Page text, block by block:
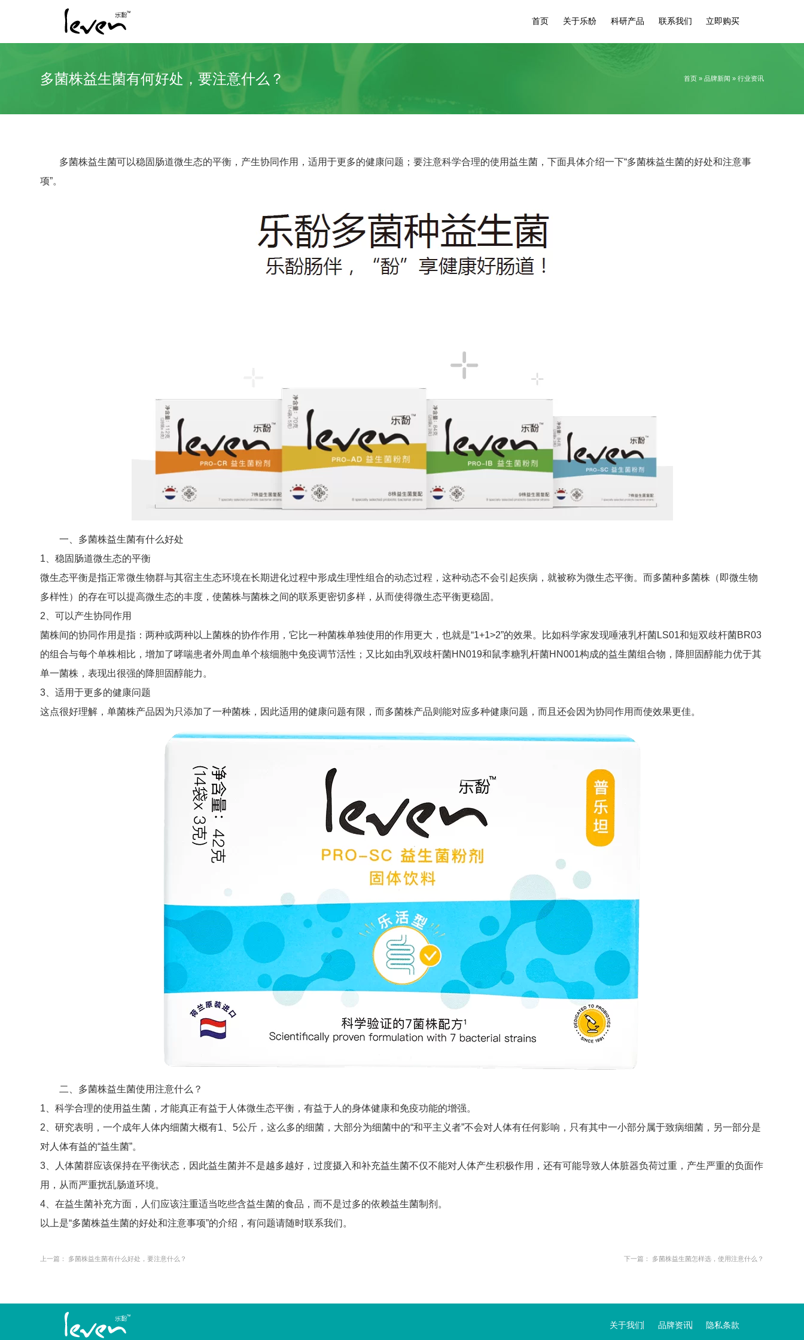
首页 关于乐馚 科研产品 联系我们 立即购买
多菌株益生菌有何好处，要注意什么？ 首页» 品牌新闻 » 行业资讯
多菌株益生菌可以稳固肠道微生态的平衡，产生协同作用，适用于更多的健康问题；要注意科学合理的使用益生菌，下面具体介绍一下“多菌株益生菌的好处和注意事
项”。
一、多菌株益生菌有什么好处
1、稳固肠道微生态的平衡
微生态平衡是指正常微生物群与其宿主生态环境在长期进化过程中形成生理性组合的动态过程，这种动态不会引起疾病，就被称为微生态平衡。而多菌种多菌株（即微生物
多样性）的存在可以提高微生态的丰度，使菌株与菌株之间的联系更密切多样，从而使得微生态平衡更稳固。
2、可以产生协同作用
菌株间的协同作用是指：两种或两种以上菌株的协作作用，它比一种菌株单独使用的作用更大，也就是“1+1>2”的效果。比如科学家发现唾液乳杆菌LS01和短双歧杆菌BR03
的组合与每个单株相比，增加了哮喘患者外周血单个核细胞中免疫调节活性；又比如由乳双歧杆菌HN019和鼠李糖乳杆菌HN001构成的益生菌组合物，降胆固醇能力优于其
单一菌株，表现出很强的降胆固醇能力。
3、适用于更多的健康问题
这点很好理解，单菌株产品因为只添加了一种菌株，因此适用的健康问题有限，而多菌株产品则能对应多种健康问题，而且还会因为协同作用而使效果更佳。
二、多菌株益生菌使用注意什么？
1、科学合理的使用益生菌，才能真正有益于人体微生态平衡，有益于人的身体健康和免疫功能的增强。
2、研究表明，一个成年人体内细菌大概有1、5公斤，这么多的细菌，大部分为细菌中的“和平主义者”不会对人体有任何影响，只有其中一小部分属于致病细菌，另一部分是
对人体有益的“益生菌”。
3、人体菌群应该保持在平衡状态，因此益生菌并不是越多越好，过度摄入和补充益生菌不仅不能对人体产生积极作用，还有可能导致人体脏器负荷过重，产生严重的负面作
用，从而严重扰乱肠道环境。
4、在益生菌补充方面，人们应该注重适当吃些含益生菌的食品，而不是过多的依赖益生菌制剂。
以上是“多菌株益生菌的好处和注意事项”的介绍，有问题请随时联系我们。
上一篇： 多菌株益生菌有什么好处，要注意什么？ 下一篇： 多菌株益生菌怎样选，使用注意什么？
关于我们 品牌资讯 隐私条款